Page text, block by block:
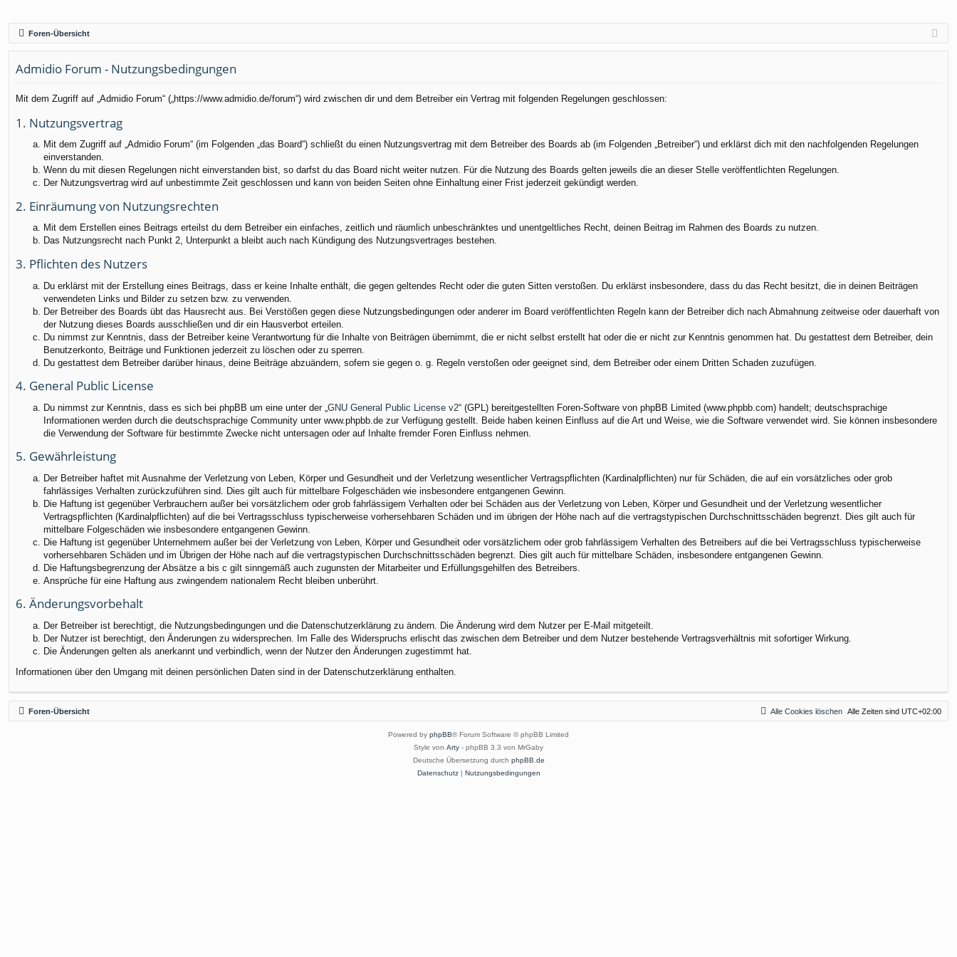
Foren-Übersicht
Admidio Forum - Nutzungsbedingungen
Mit dem Zugriff auf „Admidio Forum“ („https://www.admidio.de/forum“) wird zwischen dir und dem Betreiber ein Vertrag mit folgenden Regelungen geschlossen:
1. Nutzungsvertrag
Mit dem Zugriff auf „Admidio Forum“ (im Folgenden „das Board“) schließt du einen Nutzungsvertrag mit dem Betreiber des Boards ab (im Folgenden „Betreiber“) und erklärst dich mit den nachfolgenden Regelungen
einverstanden.
Wenn du mit diesen Regelungen nicht einverstanden bist, so darfst du das Board nicht weiter nutzen. Für die Nutzung des Boards gelten jeweils die an dieser Stelle veröffentlichten Regelungen.
Der Nutzungsvertrag wird auf unbestimmte Zeit geschlossen und kann von beiden Seiten ohne Einhaltung einer Frist jederzeit gekündigt werden.
2. Einräumung von Nutzungsrechten
Mit dem Erstellen eines Beitrags erteilst du dem Betreiber ein einfaches, zeitlich und räumlich unbeschränktes und unentgeltliches Recht, deinen Beitrag im Rahmen des Boards zu nutzen.
Das Nutzungsrecht nach Punkt 2, Unterpunkt a bleibt auch nach Kündigung des Nutzungsvertrages bestehen.
3. Pflichten des Nutzers
Du erklärst mit der Erstellung eines Beitrags, dass er keine Inhalte enthält, die gegen geltendes Recht oder die guten Sitten verstoßen. Du erklärst insbesondere, dass du das Recht besitzt, die in deinen Beiträgen
verwendeten Links und Bilder zu setzen bzw. zu verwenden.
Der Betreiber des Boards übt das Hausrecht aus. Bei Verstößen gegen diese Nutzungsbedingungen oder anderer im Board veröffentlichten Regeln kann der Betreiber dich nach Abmahnung zeitweise oder dauerhaft von
der Nutzung dieses Boards ausschließen und dir ein Hausverbot erteilen.
Du nimmst zur Kenntnis, dass der Betreiber keine Verantwortung für die Inhalte von Beiträgen übernimmt, die er nicht selbst erstellt hat oder die er nicht zur Kenntnis genommen hat. Du gestattest dem Betreiber, dein
Benutzerkonto, Beiträge und Funktionen jederzeit zu löschen oder zu sperren.
Du gestattest dem Betreiber darüber hinaus, deine Beiträge abzuändern, sofern sie gegen o. g. Regeln verstoßen oder geeignet sind, dem Betreiber oder einem Dritten Schaden zuzufügen.
4. General Public License
Du nimmst zur Kenntnis, dass es sich bei phpBB um eine unter der „ GNU General Public License v2“ (GPL) bereitgestellten Foren-Software von phpBB Limited (www.phpbb.com) handelt; deutschsprachige
Informationen werden durch die deutschsprachige Community unter www.phpbb.de zur Verfügung gestellt. Beide haben keinen Einfluss auf die Art und Weise, wie die Software verwendet wird. Sie können insbesondere
die Verwendung der Software für bestimmte Zwecke nicht untersagen oder auf Inhalte fremder Foren Einfluss nehmen.
5. Gewährleistung
Der Betreiber haftet mit Ausnahme der Verletzung von Leben, Körper und Gesundheit und der Verletzung wesentlicher Vertragspflichten (Kardinalpflichten) nur für Schäden, die auf ein vorsätzliches oder grob
fahrlässiges Verhalten zurückzuführen sind. Dies gilt auch für mittelbare Folgeschäden wie insbesondere entgangenen Gewinn.
Die Haftung ist gegenüber Verbrauchern außer bei vorsätzlichem oder grob fahrlässigem Verhalten oder bei Schäden aus der Verletzung von Leben, Körper und Gesundheit und der Verletzung wesentlicher
Vertragspflichten (Kardinalpflichten) auf die bei Vertragsschluss typischerweise vorhersehbaren Schäden und im übrigen der Höhe nach auf die vertragstypischen Durchschnittsschäden begrenzt. Dies gilt auch für
mittelbare Folgeschäden wie insbesondere entgangenen Gewinn.
Die Haftung ist gegenüber Unternehmern außer bei der Verletzung von Leben, Körper und Gesundheit oder vorsätzlichem oder grob fahrlässigem Verhalten des Betreibers auf die bei Vertragsschluss typischerweise
vorhersehbaren Schäden und im Übrigen der Höhe nach auf die vertragstypischen Durchschnittsschäden begrenzt. Dies gilt auch für mittelbare Schäden, insbesondere entgangenen Gewinn.
Die Haftungsbegrenzung der Absätze a bis c gilt sinngemäß auch zugunsten der Mitarbeiter und Erfüllungsgehilfen des Betreibers.
Ansprüche für eine Haftung aus zwingendem nationalem Recht bleiben unberührt.
6. Änderungsvorbehalt
Der Betreiber ist berechtigt, die Nutzungsbedingungen und die Datenschutzerklärung zu ändern. Die Änderung wird dem Nutzer per E-Mail mitgeteilt.
Der Nutzer ist berechtigt, den Änderungen zu widersprechen. Im Falle des Widerspruchs erlischt das zwischen dem Betreiber und dem Nutzer bestehende Vertragsverhältnis mit sofortiger Wirkung.
Die Änderungen gelten als anerkannt und verbindlich, wenn der Nutzer den Änderungen zugestimmt hat.
Informationen über den Umgang mit deinen persönlichen Daten sind in der Datenschutzerklärung enthalten.
Foren-Übersicht Alle Zeiten sind UTC+02:00
Alle Cookies löschen
Powered by phpBB® Forum Software © phpBB Limited
Style von Arty - phpBB 3.3 von MrGaby
Deutsche Übersetzung durch phpBB.de
Datenschutz| Nutzungsbedingungen